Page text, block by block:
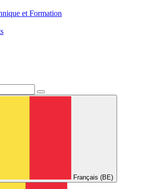
et Formation
Français (BE)